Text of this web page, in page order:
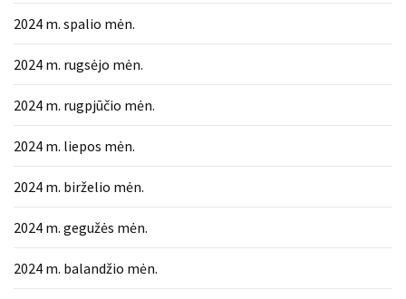
2024 m. spalio mėn.
2024 m. rugsėjo mėn.
2024 m. rugpjūčio mėn.
2024 m. liepos mėn.
2024 m. birželio mėn.
2024 m. gegužės mėn.
2024 m. balandžio mėn.